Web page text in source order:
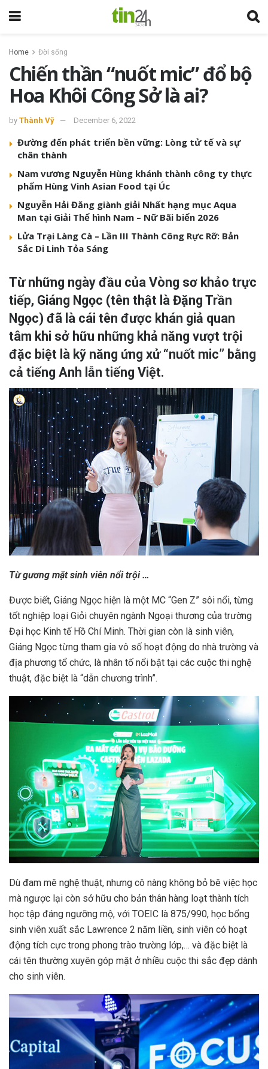
Home Đời sống
Chiến thần “nuốt mic” đổ bộ
Hoa Khôi Công Sở là ai?
by Thành Vỹ December 6, 2022
Đường đến phát triển bền vững: Lòng tử tế và sự
chân thành
Nam vương Nguyễn Hùng khánh thành công ty thực
phẩm Hùng Vinh Asian Food tại Úc
Nguyễn Hải Đăng giành giải Nhất hạng mục Aqua
Man tại Giải Thể hình Nam – Nữ Bãi biển 2026
Lửa Trại Làng Cà – Lần III Thành Công Rực Rỡ: Bản
Sắc Di Linh Tỏa Sáng
Từ những ngày đầu của Vòng sơ khảo trực
tiếp, Giáng Ngọc (tên thật là Đặng Trần
Ngọc) đã là cái tên được khán giả quan
tâm khi sở hữu những khả năng vượt trội
đặc biệt là kỹ năng ứng xử “nuốt mic” bằng
cả tiếng Anh lẫn tiếng Việt.
Từ gương mặt sinh viên nổi trội …
Được biết, Giáng Ngọc hiện là một MC “Gen Z” sôi nổi, từng
tốt nghiệp loại Giỏi chuyên ngành Ngoại thương của trường
Đại học Kinh tế Hồ Chí Minh. Thời gian còn là sinh viên,
Giáng Ngọc từng tham gia vô số hoạt động do nhà trường và
địa phương tổ chức, là nhân tố nổi bật tại các cuộc thi nghệ
thuật, đặc biệt là “dẫn chương trình”.
Dù đam mê nghệ thuật, nhưng cô nàng không bỏ bê việc học
mà ngược lại còn sở hữu cho bản thân hàng loạt thành tích
học tập đáng ngưỡng mộ, với TOEIC là 875/990, học bổng
sinh viên xuất sắc Lawrence 2 năm liền, sinh viên có hoạt
động tích cực trong phong trào trường lớp,… và đặc biệt là
cái tên thường xuyên góp mặt ở nhiều cuộc thi sắc đẹp dành
cho sinh viên.